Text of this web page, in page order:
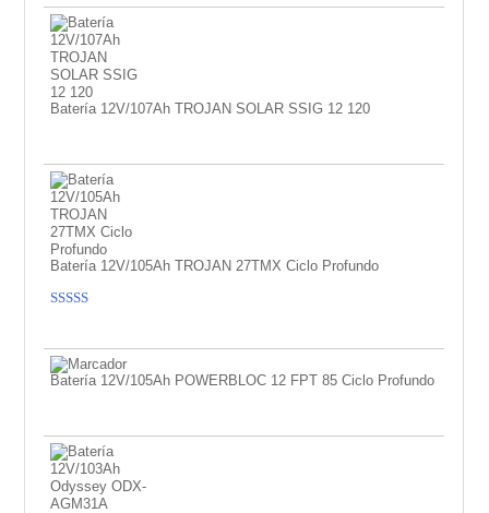
Batería 12V/107Ah TROJAN SOLAR SSIG 12 120
Batería 12V/105Ah TROJAN 27TMX Ciclo Profundo
5
Batería 12V/105Ah POWERBLOC 12 FPT 85 Ciclo Profundo